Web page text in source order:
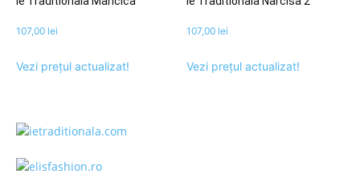
107,00 lei
Vezi prețul actualizat!
107,00 lei
Vezi prețul actualizat!